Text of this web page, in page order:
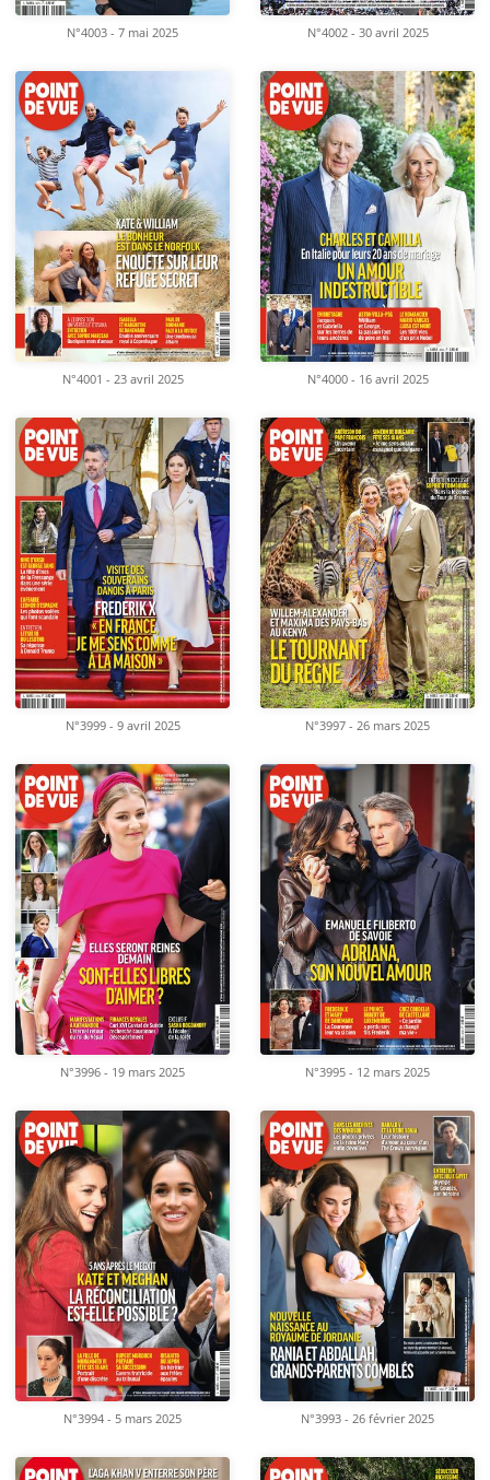
N°4003 - 7 mai 2025 N°4002 - 30 avril 2025
N°4001 - 23 avril 2025 N°4000 - 16 avril 2025
N°3999 - 9 avril 2025 N°3997 - 26 mars 2025
N°3996 - 19 mars 2025 N°3995 - 12 mars 2025
N°3994 - 5 mars 2025 N°3993 - 26 février 2025